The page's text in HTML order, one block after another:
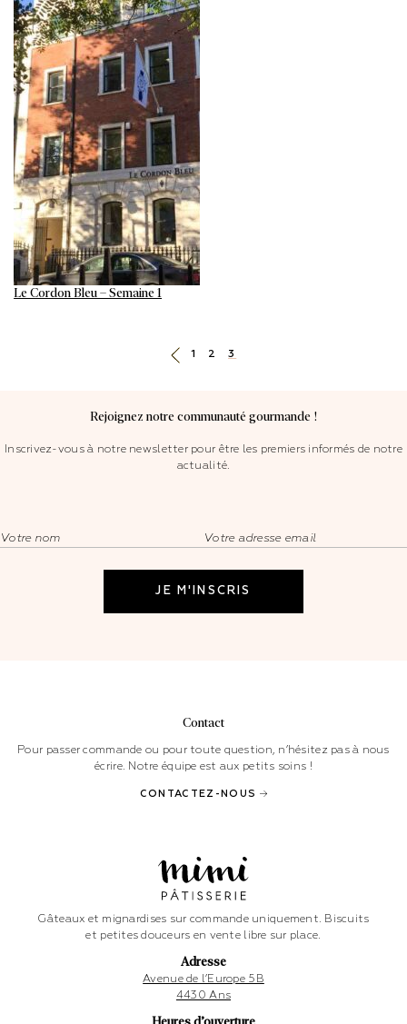
Le Cordon Bleu – Semaine 1
Pagination
publications
1 2 3
Rejoignez notre communauté gourmande !
Inscrivez-vous à notre newsletter pour être les premiers informés de notre
actualité.
Gâteaux et mignardises sur commande uniquement. Biscuits
et petites douceurs en vente libre sur place.
Adresse
Avenue de l’Europe 5B
4430 Ans
Contact
Pour passer commande ou pour toute question, n’hésitez pas à nous
écrire. Notre équipe est aux petits soins !
CONTACTEZ-NOUS